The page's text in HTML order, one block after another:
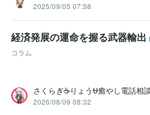
お客様に寄り添う接客:25年
ビジュ
オラクルカード:7年某有名ハイ
ラー
占い 数秘学・パーソノロジー（
2025/09/05 07:58
経済発展の運命を握る武器輸出
コラム
さくらぎ☕りょう⛎癒やし電話相
2026/08/09 08:32